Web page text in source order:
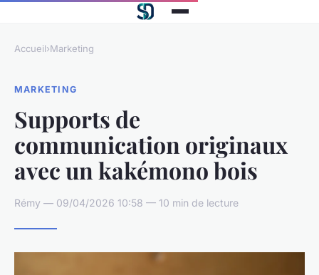
Accueil›Marketing
MARKETING
Supports de
communication originaux
avec un kakémono bois
Rémy — 09/04/2026 10:58 — 10 min de lecture